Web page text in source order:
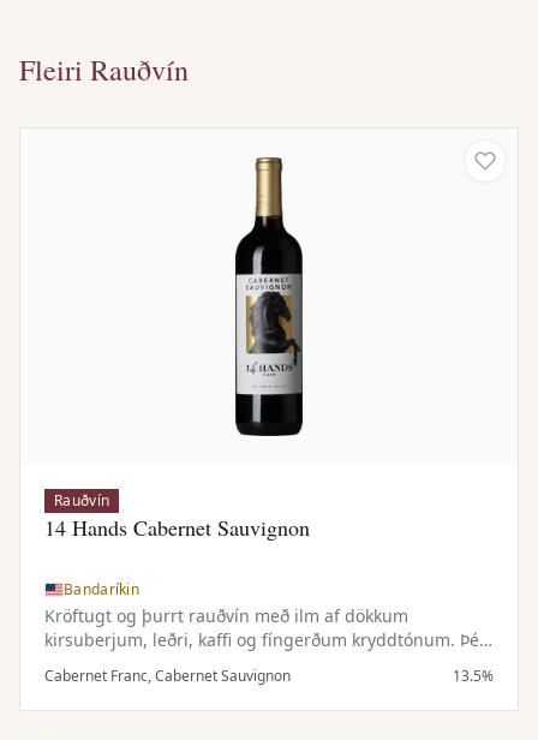
Fleiri Rauðvín
Rauðvín
14 Hands Cabernet Sauvignon
Bandaríkin
Kröftugt og þurrt rauðvín með ilm af dökkum
kirsuberjum, leðri, kaffi og fíngerðum kryddtónum. Þétt
og dökkt í munni með tóbakstónum, kryddaðri eik og
fáguðum tannínum.
Cabernet Franc, Cabernet Sauvignon 13.5%